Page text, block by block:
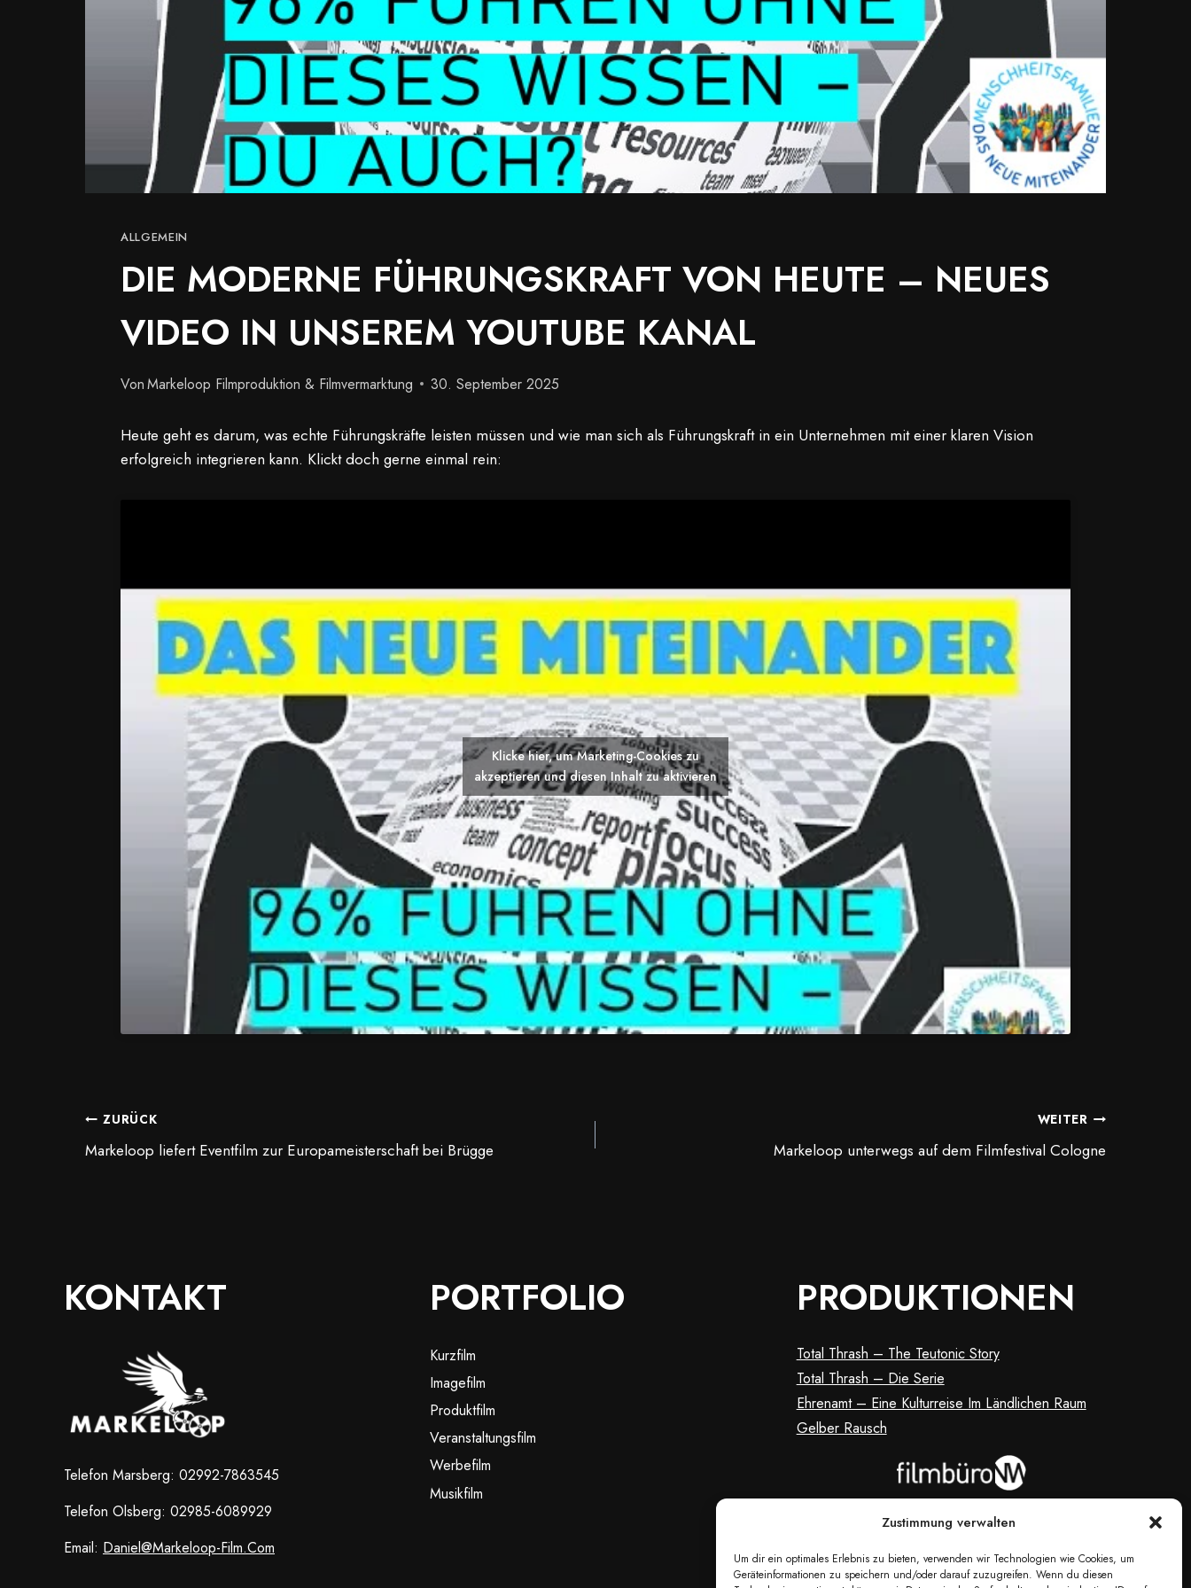
Zustimmung verwalten
Um dir ein optimales Erlebnis zu bieten, verwenden wir Technologien wie Cookies, um
Geräteinformationen zu speichern und/oder darauf zuzugreifen. Wenn du diesen
ALLGEMEIN
DIE MODERNE FÜHRUNGSKRAFT VON HEUTE – NEUES
VIDEO IN UNSEREM YOUTUBE KANAL
VonMarkeloop Filmproduktion & Filmvermarktung 30. September 2025
Heute geht es darum, was echte Führungskräfte leisten müssen und wie man sich als Führungskraft in ein Unternehmen mit einer klaren Vision
erfolgreich integrieren kann. Klickt doch gerne einmal rein:
Klicke hier, um Marketing-Cookies zu
akzeptieren und diesen Inhalt zu aktivieren
BEITRAGSNAVIGATION
ZURÜCK
Markeloop liefert Eventfilm zur Europameisterschaft bei Brügge
WEITER
Markeloop unterwegs auf dem Filmfestival Cologne
KONTAKT
Telefon Marsberg: 02992-7863545
Telefon Olsberg: 02985-6089929
Email: Daniel@markeloop-Film.com
PORTFOLIO
Kurzfilm
Imagefilm
Produktfilm
Veranstaltungsfilm
Werbefilm
Musikfilm
PRODUKTIONEN
Total Thrash – The Teutonic Story
Total Thrash – Die Serie
Ehrenamt – Eine Kulturreise Im Ländlichen Raum
Gelber Rausch